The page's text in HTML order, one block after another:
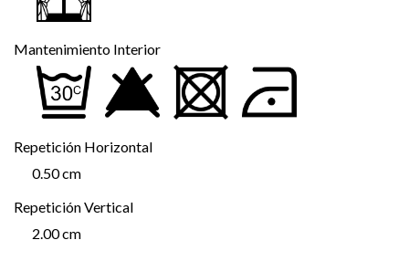
Mantenimiento Interior
Repetición Horizontal
0.50 cm
Repetición Vertical
2.00 cm